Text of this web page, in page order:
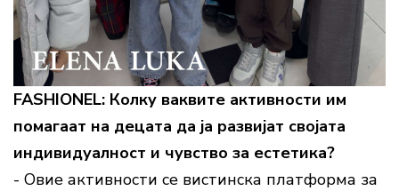
FASHIONEL: Колку ваквите активности им
помагаат на децата да ја развијат својата
индивидуалност и чувство за естетика?
- Овие активности се вистинска платформа за